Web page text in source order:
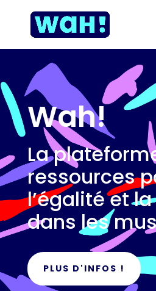
Wah!
La
ressources
l’égalité et
dans les
PLUS D'INFOS !